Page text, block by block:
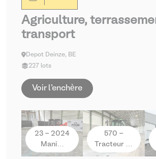
Agriculture,
transport
Depot Deinze, BE
227 lots
Voir l'enchère
23 - 2024
Mani…
570 -
Tracteur …